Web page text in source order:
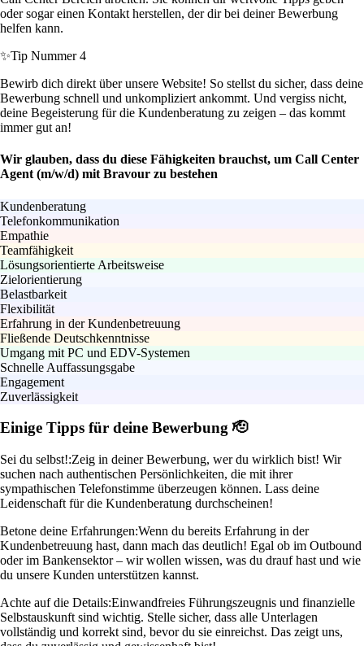
oder sogar einen Kontakt herstellen, der dir bei deiner Bewerbung
helfen kann.
✨Tip Nummer 4
Bewirb dich direkt über unsere Website! So stellst du sicher, dass deine
Bewerbung schnell und unkompliziert ankommt. Und vergiss nicht,
deine Begeisterung für die Kundenberatung zu zeigen – das kommt
immer gut an!
Wir glauben, dass du diese Fähigkeiten brauchst, um Call Center
Agent (m/w/d) mit Bravour zu bestehen
Kundenberatung
Telefonkommunikation
Empathie
Teamfähigkeit
Lösungsorientierte Arbeitsweise
Zielorientierung
Belastbarkeit
Flexibilität
Erfahrung in der Kundenbetreuung
Fließende Deutschkenntnisse
Umgang mit PC und EDV-Systemen
Schnelle Auffassungsgabe
Engagement
Zuverlässigkeit
Einige Tipps für deine Bewerbung 🫡
Sei du selbst!:Zeig in deiner Bewerbung, wer du wirklich bist! Wir
suchen nach authentischen Persönlichkeiten, die mit ihrer
sympathischen Telefonstimme überzeugen können. Lass deine
Leidenschaft für die Kundenberatung durchscheinen!
Betone deine Erfahrungen:Wenn du bereits Erfahrung in der
Kundenbetreuung hast, dann mach das deutlich! Egal ob im Outbound
oder im Bankensektor – wir wollen wissen, was du drauf hast und wie
du unsere Kunden unterstützen kannst.
Achte auf die Details:Einwandfreies Führungszeugnis und finanzielle
Selbstauskunft sind wichtig. Stelle sicher, dass alle Unterlagen
vollständig und korrekt sind, bevor du sie einreichst. Das zeigt uns,